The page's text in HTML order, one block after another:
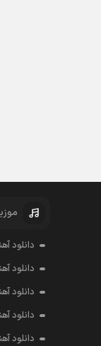
دانلود
دانلود
دانلود
دانلود
دانلود